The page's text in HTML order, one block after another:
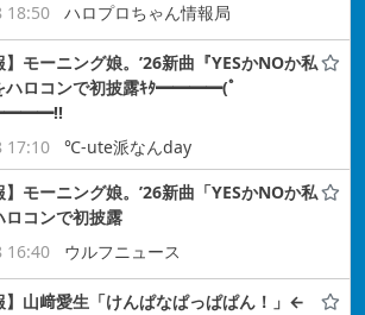
18:50 ハロプロちゃん情報局
】モーニング娘。’26新曲『YESかNOか私
ハロコンで初披露ｷﾀ━━━━(ﾟ
17:10
℃-ute派なんday
】モーニング娘。’26新曲「YESかNOか私
ロコンで初披露
16:40
ウルフニュース
】山﨑愛生「けんぱなぱっぱぱん！」←